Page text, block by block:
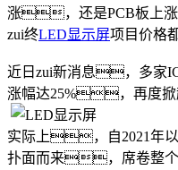
涨，还是PCB板上
zui终LED显示屏项目价格
近日zui新消息，多家
涨幅达25%，再度
实际上，自2021年
扑面而来，席卷整